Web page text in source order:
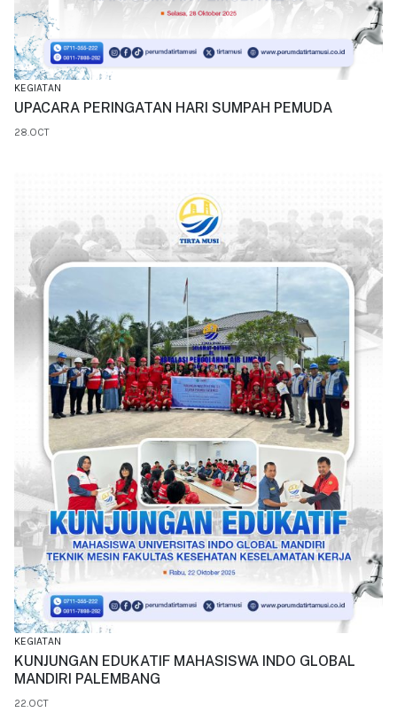
KEGIATAN
UPACARA PERINGATAN HARI SUMPAH PEMUDA
28.OCT
KEGIATAN
KUNJUNGAN EDUKATIF MAHASISWA INDO GLOBAL
MANDIRI PALEMBANG
22.OCT